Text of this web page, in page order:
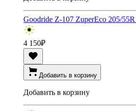
Goodride Z-107 ZuperEco 205/
4 150₽
Добавить в корзину
Добавить в корзину